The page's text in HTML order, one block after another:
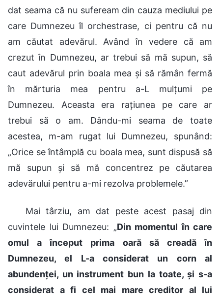
dat seama că nu sufeream din cauza mediului pe
care Dumnezeu îl orchestrase, ci pentru că nu
am căutat adevărul. Având în vedere că am
crezut în Dumnezeu, ar trebui să mă supun, să
caut adevărul prin boala mea și să rămân fermă
în mărturia mea pentru a-L mulțumi pe
Dumnezeu. Aceasta era rațiunea pe care ar
trebui să o am. Dându-mi seama de toate
acestea, m-am rugat lui Dumnezeu, spunând:
„Orice se întâmplă cu boala mea, sunt dispusă să
mă supun și să mă concentrez pe căutarea
adevărului pentru a-mi rezolva problemele.”
Mai târziu, am dat peste acest pasaj din
cuvintele lui Dumnezeu: „Din momentul în care
omul a început prima oară să creadă în
Dumnezeu, el L-a considerat un corn al
abundenței, un instrument bun la toate, și s-a
considerat a fi cel mai mare creditor al lui